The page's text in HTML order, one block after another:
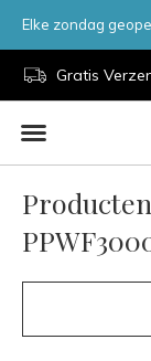
Gratis
Elke zondag